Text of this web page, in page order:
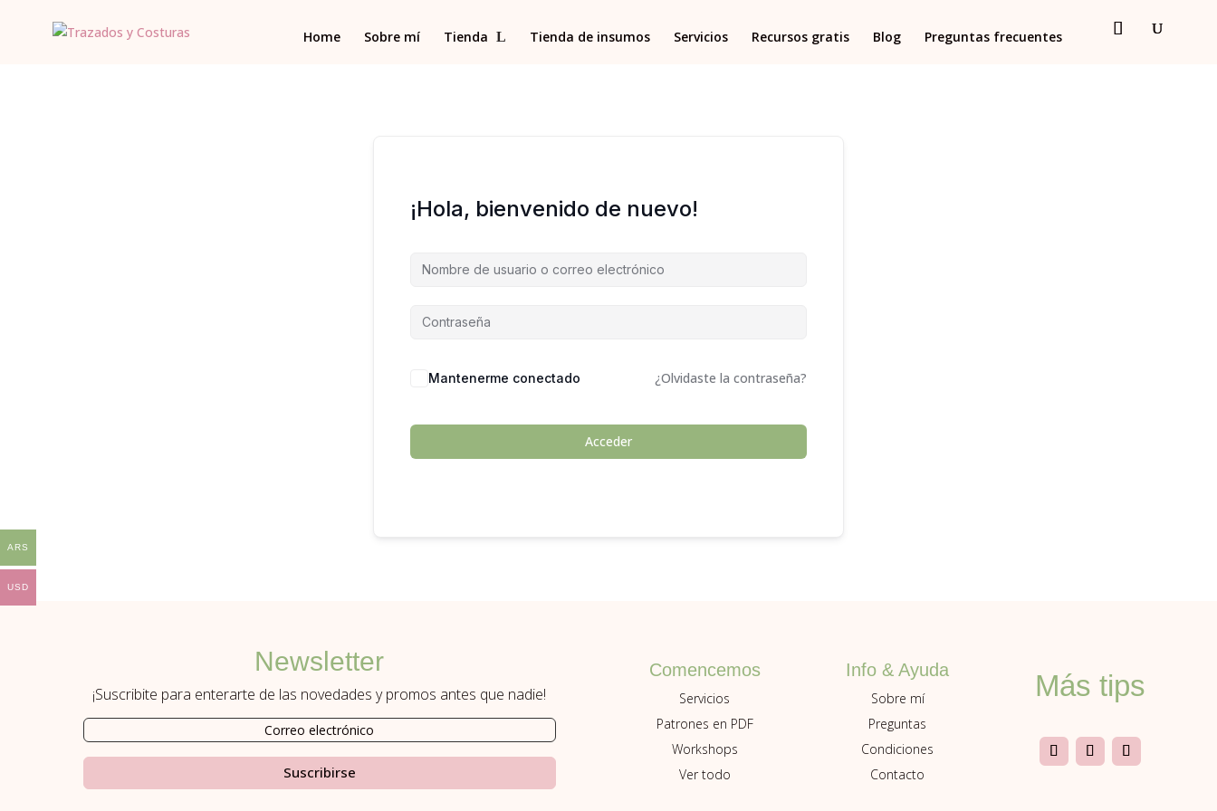
Home Sobre mí Tienda Tienda de insumos Servicios Recursos gratis Blog Preguntas frecuentes
¡Hola, bienvenido de nuevo!
Mantenerme conectado ¿Olvidaste la contraseña?
Acceder
Newsletter
¡Suscribite para enterarte de las novedades y promos antes que nadie!
Suscribirse
Comencemos
Servicios
Patrones en PDF
Workshops
Ver todo
Info & Ayuda
Sobre mí
Preguntas
Condiciones
Contacto
Más tips
ARS
USD